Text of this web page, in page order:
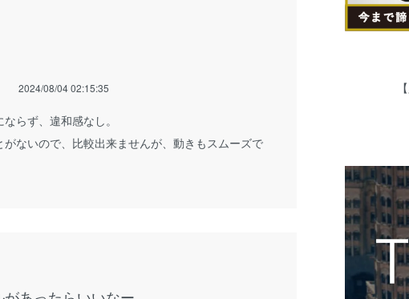
2024/08/04 02:15:35
らず、違和感なし。
ないので、比較出来ませんが、動きもスムーズで